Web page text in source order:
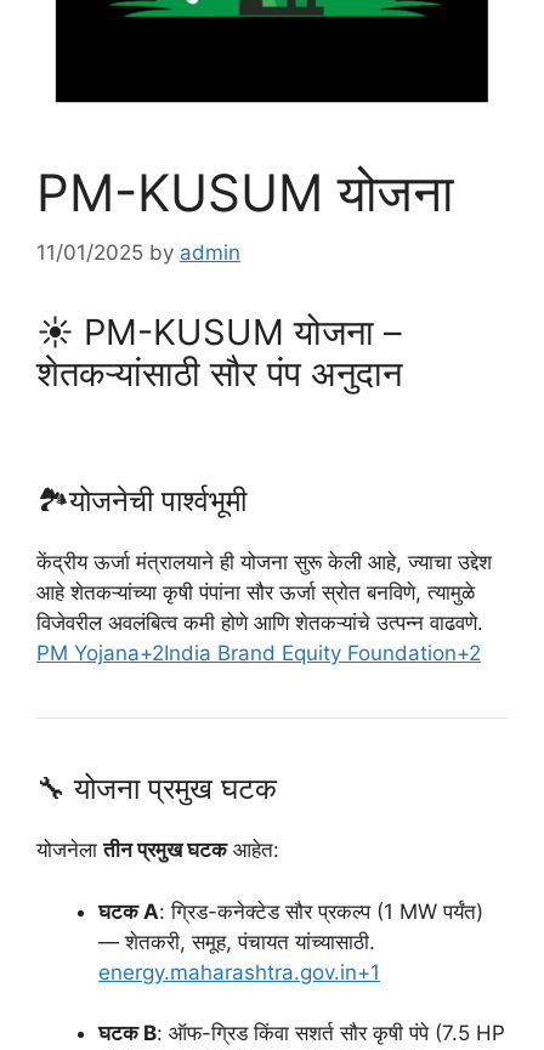
PM-KUSUM योजना
11/01/2025 by admin
☀️ PM-KUSUM योजना –
शेतकऱ्यांसाठी सौर पंप अनुदान
🏞योजनेची पार्श्वभूमी
केंद्रीय ऊर्जा मंत्रालयाने ही योजना सुरू केली आहे, ज्याचा उद्देश
आहे शेतकऱ्यांच्या कृषी पंपांना सौर ऊर्जा स्रोत बनविणे, त्यामुळे
विजेवरील अवलंबित्व कमी होणे आणि शेतकऱ्यांचे उत्पन्न वाढवणे.
PM Yojana+2India Brand Equity Foundation+2
🔧 योजना प्रमुख घटक
योजनेलातीन प्रमुख घटकआहेत:
घटक A: ग्रिड-कनेक्टेड सौर प्रकल्प (1 MW पर्यंत)
— शेतकरी, समूह, पंचायत यांच्यासाठी.
energy.maharashtra.gov.in+1
घटक B: ऑफ-ग्रिड किंवा सशर्त सौर कृषी पंपे (7.5 HP